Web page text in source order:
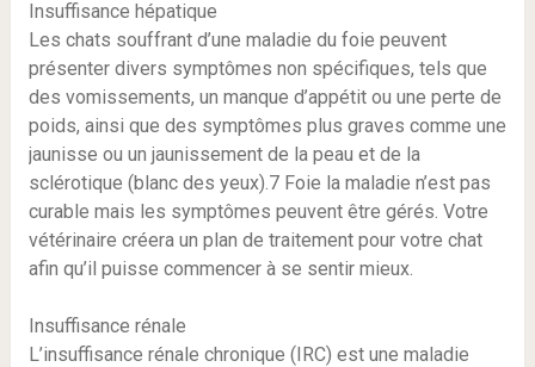
Insuffisance hépatique
Les chats souffrant d’une maladie du foie peuvent
présenter divers symptômes non spécifiques, tels que
des vomissements, un manque d’appétit ou une perte de
poids, ainsi que des symptômes plus graves comme une
jaunisse ou un jaunissement de la peau et de la
sclérotique (blanc des yeux).7 Foie la maladie n’est pas
curable mais les symptômes peuvent être gérés. Votre
vétérinaire créera un plan de traitement pour votre chat
afin qu’il puisse commencer à se sentir mieux.
Insuffisance rénale
L’insuffisance rénale chronique (IRC) est une maladie